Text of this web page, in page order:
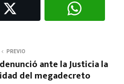
PREVIO
ante la Justicia la
del megadecreto